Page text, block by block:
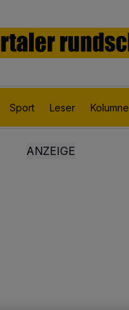
Sport Leser Kolumne